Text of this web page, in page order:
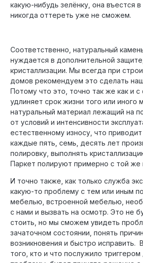
какую-нибудь зелёнку, она въестся
никогда оттереть уже не сможем.
Соответственно, натуральный
нуждается в дополнительной
кристаллизации. Мы всегда при
домов рекомендуем это сделать
Потому что это, точно так же как и с
удлиняет срок жизни того или иного
натуральный материал лежащий на
от условий и интенсивности
естественному износу, что
каждые пять, семь, десять лет
полировку, выполнять
Паркет полируют примерно с той же
И точно также, как только служба
какую-то проблему с тем или иным
мебелью, встроенной мебелью,
с нами и вызвать на осмотр. Это не
стоить, но мы сможем увидеть
зачаточном состоянии, понять
возникновения и быстро исправить.
того, кто и что послужило триггером